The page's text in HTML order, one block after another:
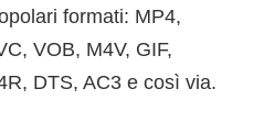
formati: MP4,
VOB, M4V, GIF,
DTS, AC3 e così via.